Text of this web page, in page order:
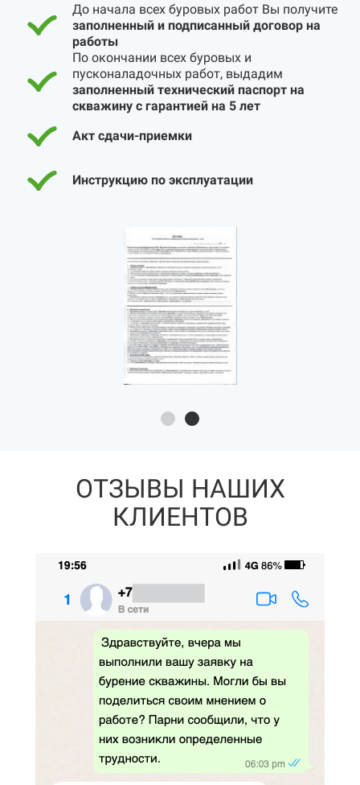
До начала всех буровых работ Вы получите
заполненный и подписанный договор на
работы
По окончании всех буровых и
пусконаладочных работ, выдадим
заполненный технический паспорт на
скважину с гарантией на 5 лет
Акт сдачи-приемки
Инструкцию по эксплуатации
ОТЗЫВЫ НАШИХ
КЛИЕНТОВ